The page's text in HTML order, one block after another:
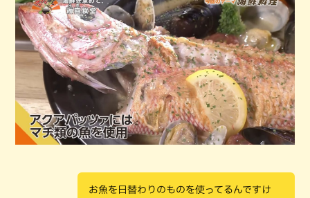
お魚を日替わりのものを使ってるんですけ